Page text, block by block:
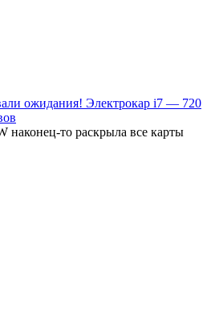
ожидания! Электрокар i7 — 720
наконец-то раскрыла все карты